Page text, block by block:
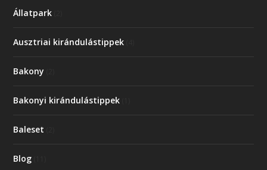
Állatpark
Ausztriai kirándulástippek
Bakony
Bakonyi kirándulástippek
Baleset
Blog